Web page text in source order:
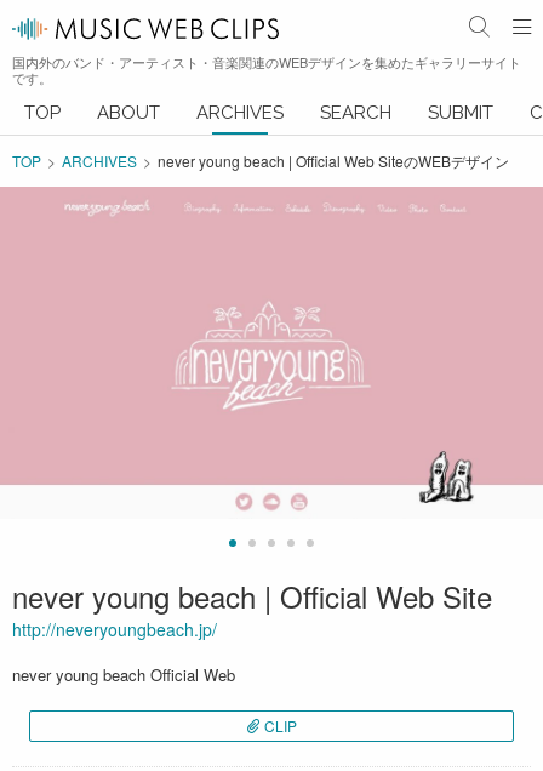
国内外のバンド・アーティスト・音楽関連のWEBデザインを集めたギャラリーサイト
です。
TOP ABOUT ARCHIVES SEARCH SUBMIT
TOP ARCHIVES never young beach | Official Web SiteのWEBデザイン
never young beach | Official Web Site
http://neveryoungbeach.jp/
never young beach Official Web
CLIP